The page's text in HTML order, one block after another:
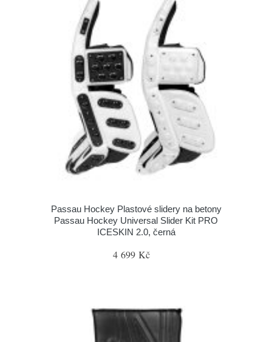
Passau Hockey Plastové slidery na betony
Passau Hockey Universal Slider Kit PRO
ICESKIN 2.0, černá
4 699 Kč